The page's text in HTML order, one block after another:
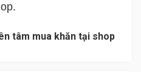
tâm mua khăn tại shop